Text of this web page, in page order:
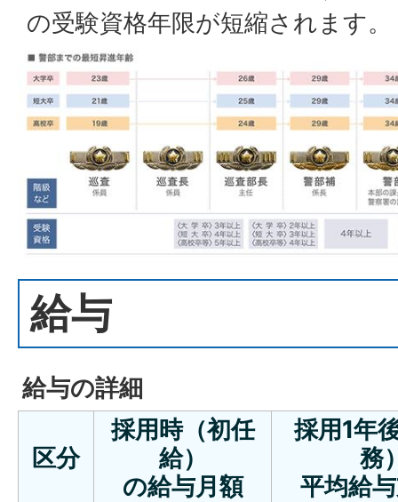
の受験資格年限が短縮されます。
給与
給与の詳細
区分
採用時（初任
給）
の給与月額
採用1年
務
平均給